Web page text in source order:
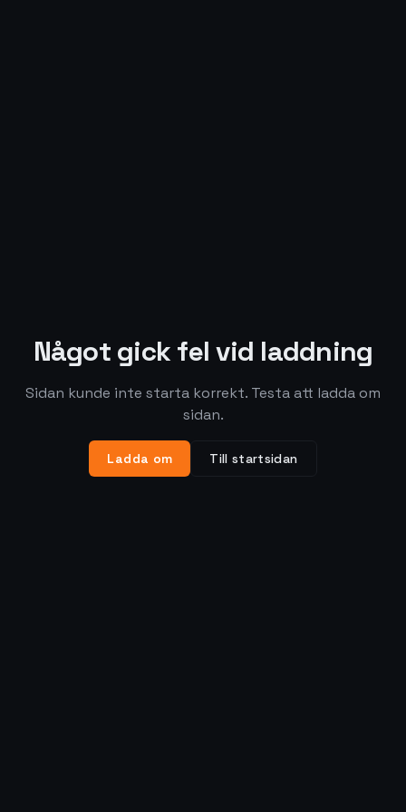
Något gick fel vid laddning
Sidan kunde inte starta korrekt. Testa att ladda om
sidan.
Ladda om Till startsidan